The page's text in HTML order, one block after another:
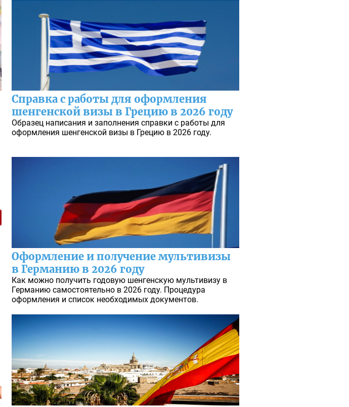
Справка с работы для оформления
шенгенской визы в Грецию в 2026 году
Образец написания и заполнения справки с работы для
оформления шенгенской визы в Грецию в 2026 году.
Оформление и получение мультивизы
в Германию в 2026 году
Как можно получить годовую шенгенскую мультивизу в
Германию самостоятельно в 2026 году. Процедура
оформления и список необходимых документов.